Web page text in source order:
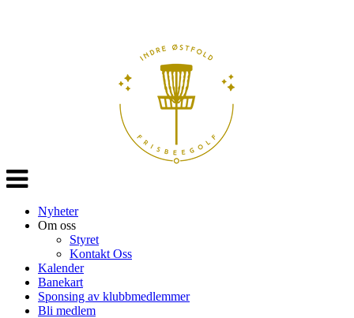
Veksle
navigasjon
Nyheter
Om oss
Styret
Kontakt Oss
Kalender
Banekart
Sponsing av klubbmedlemmer
Bli medlem